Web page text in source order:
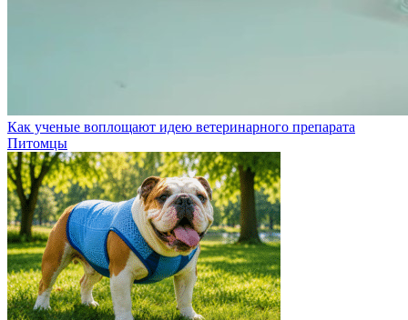
Как ученые воплощают идею ветеринарного препарата
Питомцы